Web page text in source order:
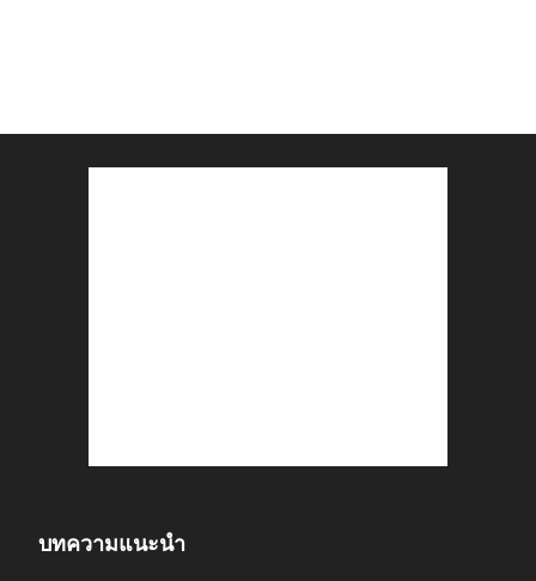
บทความแนะนำ